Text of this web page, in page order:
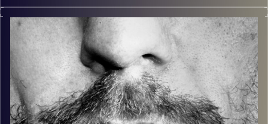
זיפים, מוזיקה מחוספסת של הופעות חיות. הרבה ג'אם, רוק,
בלוז, bluegrass, ג'אז, Fאנק, פרוגרסיב ואפילו אלקטרוניקה.
כל מה שחי, אמיתי ונושם.
עם שמוליק רגב.
קרדיט תמונות: David Goehring